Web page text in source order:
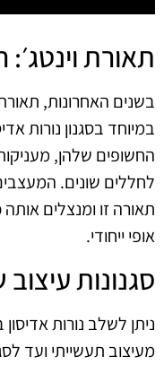
תאורת
בשנים האחרונות,
במיוחד בסגנון נורות
תאורה זו ומנצלים
אופי ייחודי.
סגנונות עיצוב
ניתן לשלב נורות
מעיצוב תעשייתי ועד